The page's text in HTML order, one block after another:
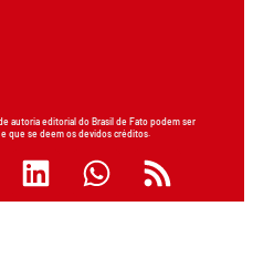
autoria editorial do Brasil de Fato podem ser
que se deem os devidos créditos.